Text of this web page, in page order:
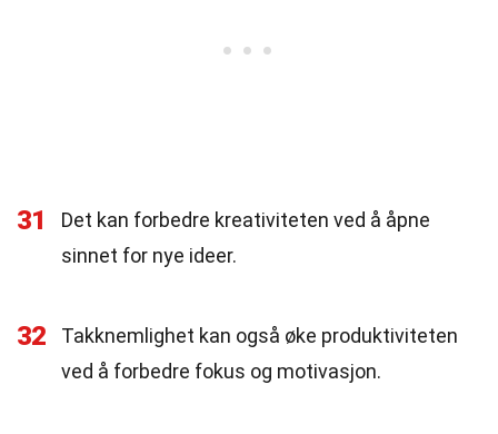
31
Det kan forbedre kreativiteten ved å åpne
sinnet for nye ideer.
32
Takknemlighet kan også øke produktiviteten
ved å forbedre fokus og motivasjon.